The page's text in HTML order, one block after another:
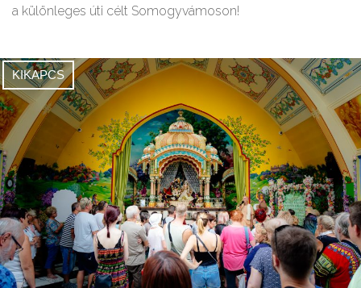
a különleges úti célt Somogyvámoson!
KIKAPCS